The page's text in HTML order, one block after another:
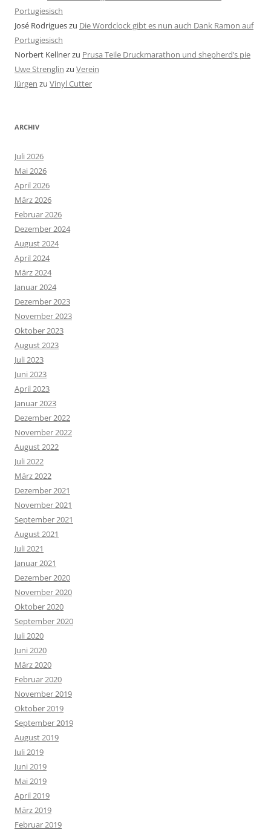
Portugiesisch
José Rodrigueszu Die Wordclock gibt es nun auch Dank Ramon auf
Portugiesisch
Norbert Kellnerzu Prusa Teile Druckmarathon und shepherd’s pie
Uwe Strenglin zu Verein
Jürgen zu Vinyl Cutter
ARCHIV
Juli 2026
Mai 2026
April 2026
März 2026
Februar 2026
Dezember 2024
August 2024
April 2024
März 2024
Januar 2024
Dezember 2023
November 2023
Oktober 2023
August 2023
Juli 2023
Juni 2023
April 2023
Januar 2023
Dezember 2022
November 2022
August 2022
Juli 2022
März 2022
Dezember 2021
November 2021
September 2021
August 2021
Juli 2021
Januar 2021
Dezember 2020
November 2020
Oktober 2020
September 2020
Juli 2020
Juni 2020
März 2020
Februar 2020
November 2019
Oktober 2019
September 2019
August 2019
Juli 2019
Juni 2019
Mai 2019
April 2019
März 2019
Februar 2019